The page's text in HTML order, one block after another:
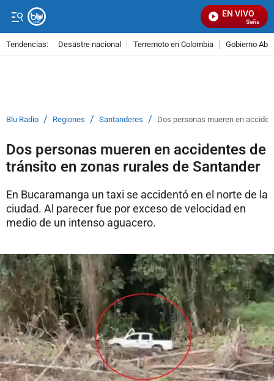
EN VIVO
Señal
Tendencias: Desastre nacional Terremoto en Colombia Gobierno
Blu Radio / Regiones / Santanderes / Dos personas mueren en
Dos personas mueren en accidentes de
tránsito en zonas rurales de Santander
En Bucaramanga un taxi se accidentó en el norte de la
ciudad. Al parecer fue por exceso de velocidad en
medio de un intenso aguacero.